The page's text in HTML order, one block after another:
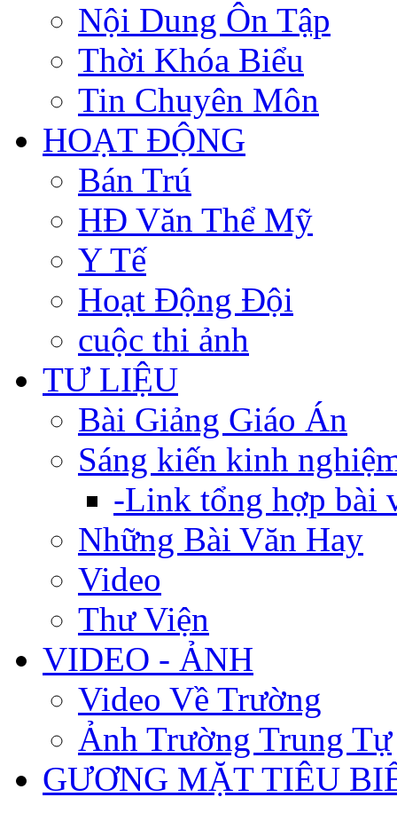
Nội Dung Ôn Tập
Thời Khóa Biểu
Tin Chuyên Môn
HOẠT ĐỘNG
Bán Trú
HĐ Văn Thể Mỹ
Y Tế
Hoạt Động Đội
cuộc thi ảnh
TƯ LIỆU
Bài Giảng Giáo Án
Sáng kiến kinh
-Link tổng hợp bài
Những Bài Văn Hay
Video
Thư Viện
VIDEO - ẢNH
Video Về Trường
Ảnh Trường Trung Tự
GƯƠNG MẶT TIÊU